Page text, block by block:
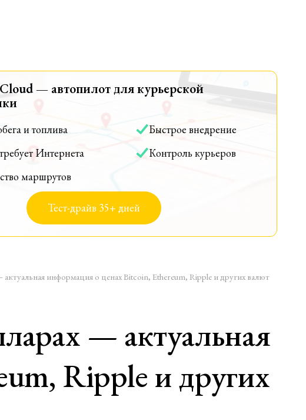
— автопилот для курьерской
и топлива
Быстрое внедрение
Интернета
Контроль курьеров
маршрутов
Тест-драйв 35+ дней
информация о ценах Bitcoin, Ethereum, Ripple и других валют
— актуальная
Ripple и других